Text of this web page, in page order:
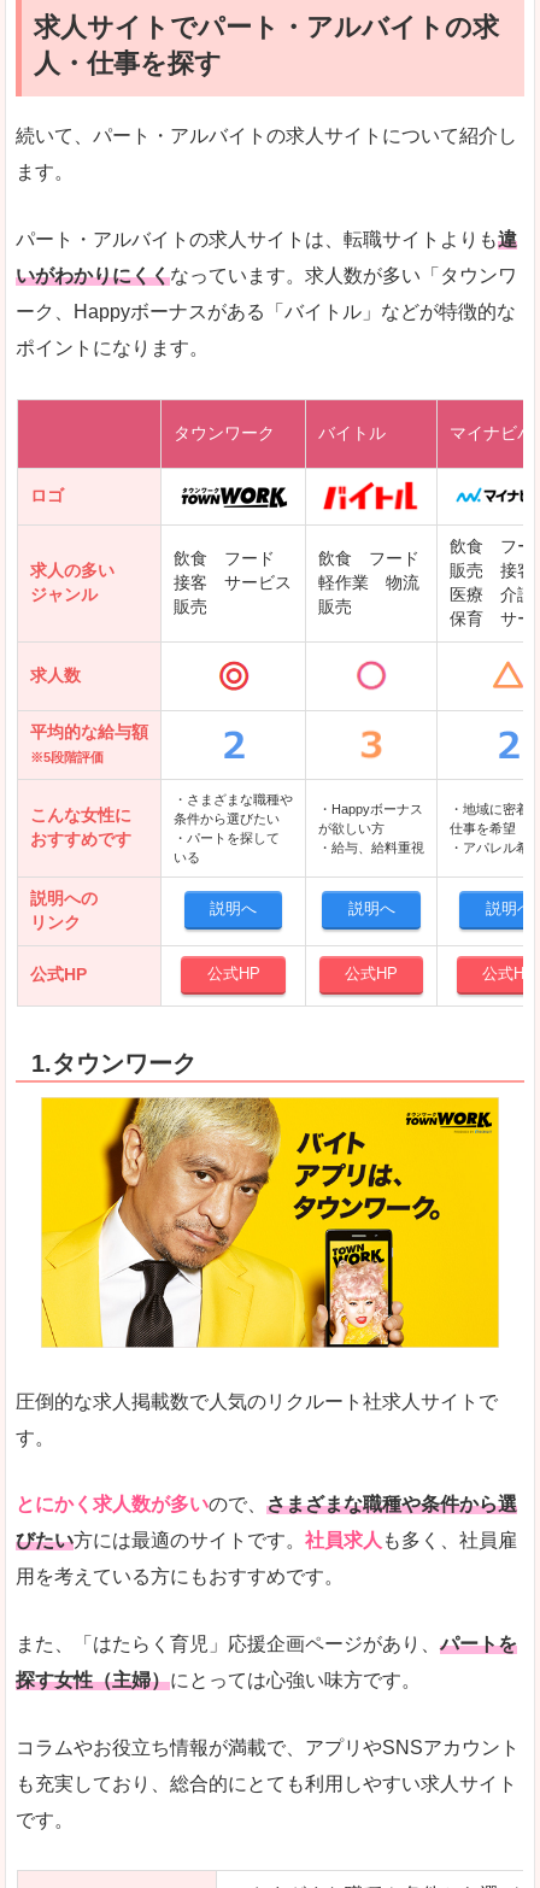
使いやすさ
文字が大きくて見やすいです。
求人を含んだページを見てみる
マイナビ薬剤師
リクナビ薬剤師
ファルマスタッフ
薬キャリ(エムスリー)
ファーマキャリア
レバテックキャリア
DODAエンジニア IT
クリーデンス
テンプスタッフ
アパレル転職なび
求人サイトでパート・アルバイトの求
人・仕事を探す
続いて、パート・アルバイトの求人サイトについて紹介し
ます。
パート・アルバイトの求人サイトは、転職サイトよりも違
いがわかりにくくなっています。求人数が多い「タウンワ
ーク、Happyボーナスがある「バイトル」などが特徴的な
ポイントになります。
タウンワーク バイトル マイナビバ
ロゴ
求人の多い
ジャンル
飲食 フード
接客 サービス
販売
飲食 フード
軽作業 物流
販売
飲食 フー
販売 接客
医療 介護
保育 サー
求人数
平均的な給与額
※5段階評価
こんな女性に
おすすめです
・さまざまな職種や
条件から選びたい
・パートを探して
いる
・Happyボーナス
が欲しい方
・給与、給料重視
・地域に密着
仕事を希望
・アパレル希
説明への
リンク
説明へ 説明へ 説明へ
公式HP 公式HP 公式HP 公式HP
1.タウンワーク
圧倒的な求人掲載数で人気のリクルート社求人サイトで
す。
とにかく求人数が多いので、 さまざまな職種や条件から選
びたい方には最適のサイトです。 社員求人 も多く、社員雇
用を考えている方にもおすすめです。
また、「はたらく育児」応援企画ページがあり、パートを
探す女性（主婦）にとっては心強い味方です。
コラムやお役立ち情報が満載で、アプリやSNSアカウント
も充実しており、総合的にとても利用しやすい求人サイト
です。